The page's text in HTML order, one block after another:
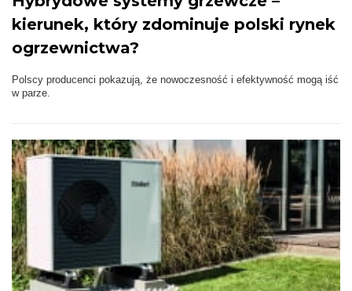
kierunek, który zdominuje polski rynek
ogrzewnictwa?
Polscy producenci pokazują, że nowoczesność i efektywność mogą iść
w parze.